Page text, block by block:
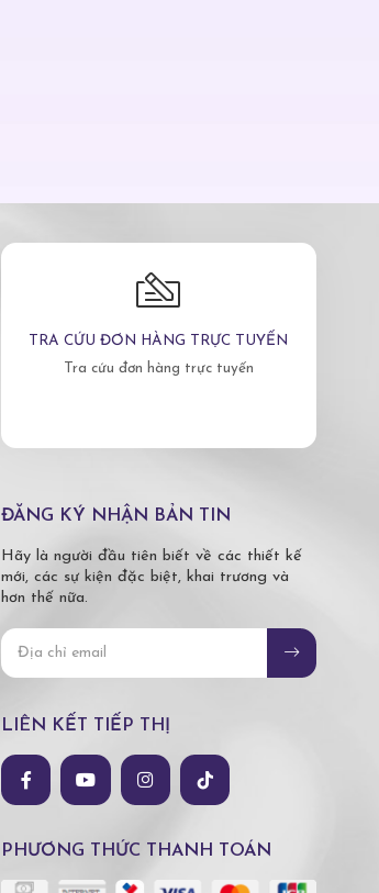
TRA CỨU ĐƠN HÀNG TRỰC TUYẾN
Tra cứu đơn hàng trực tuyến
ĐĂNG KÝ NHẬN BẢN TIN
Hãy là người đầu tiên biết về các thiết kế
mới, các sự kiện đặc biệt, khai trương và
hơn thế nữa.
LIÊN KẾT TIẾP THỊ
PHƯƠNG THỨC THANH TOÁN